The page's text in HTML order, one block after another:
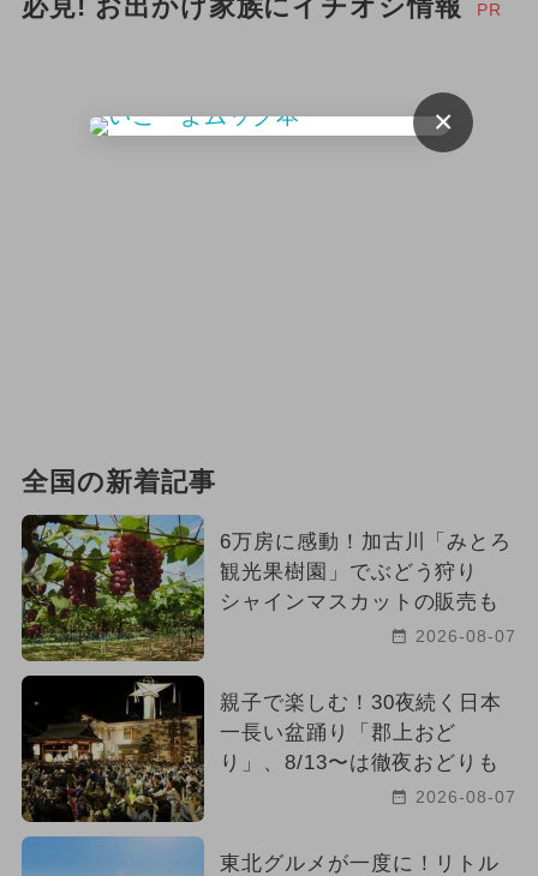
必見! お出かけ家族にイチオシ情報 PR
全国の新着記事
6万房に感動！加古川「みとろ
観光果樹園」でぶどう狩り
シャインマスカットの販売も
2026-08-07
親子で楽しむ！30夜続く日本
一長い盆踊り「郡上おど
り」、8/13〜は徹夜おどりも
2026-08-07
東北グルメが一度に！リトル
×